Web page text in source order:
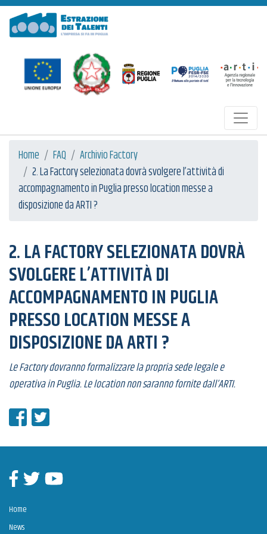
Estrazione dei Talenti
Home FAQ
Archivio Factory
2. La Factory selezionata dovrà svolgere l’attività di
accompagnamento in Puglia presso location messe a
disposizione da ARTI ?
2. LA FACTORY SELEZIONATA DOVRÀ
SVOLGERE L’ATTIVITÀ DI
ACCOMPAGNAMENTO IN PUGLIA
PRESSO LOCATION MESSE A
DISPOSIZIONE DA ARTI ?
Le Factory dovranno formalizzare la propria sede legale e
operativa in Puglia. Le location non saranno fornite dall’ARTI.
Condividi su Facebook
Condividi su Twitter
Facebook
Twitter Youtube
Home
News